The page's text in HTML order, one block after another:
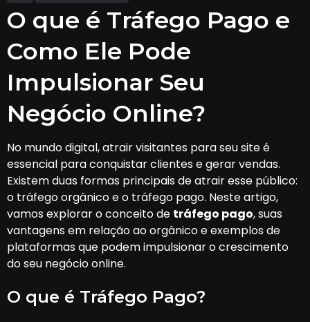
O que é Tráfego Pago e
Como Ele Pode
Impulsionar Seu
Negócio Online?
No mundo digital, atrair visitantes para seu site é
essencial para conquistar clientes e gerar vendas.
Existem duas formas principais de atrair esse público:
o tráfego orgânico e o tráfego pago. Neste artigo,
vamos explorar o conceito de tráfego pago, suas
vantagens em relação ao orgânico e exemplos de
plataformas que podem impulsionar o crescimento
do seu negócio online.
O que é Tráfego Pago?